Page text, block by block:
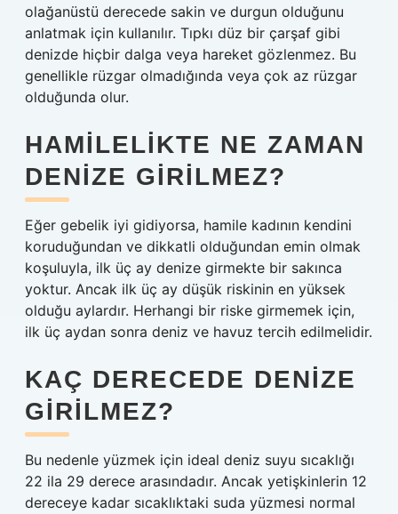
olağanüstü derecede sakin ve durgun olduğunu
anlatmak için kullanılır. Tıpkı düz bir çarşaf gibi
denizde hiçbir dalga veya hareket gözlenmez. Bu
genellikle rüzgar olmadığında veya çok az rüzgar
olduğunda olur.
HAMILELIKTE NE ZAMAN
DENIZE GIRILMEZ?
Eğer gebelik iyi gidiyorsa, hamile kadının kendini
koruduğundan ve dikkatli olduğundan emin olmak
koşuluyla, ilk üç ay denize girmekte bir sakınca
yoktur. Ancak ilk üç ay düşük riskinin en yüksek
olduğu aylardır. Herhangi bir riske girmemek için,
ilk üç aydan sonra deniz ve havuz tercih edilmelidir.
KAÇ DERECEDE DENIZE
GIRILMEZ?
Bu nedenle yüzmek için ideal deniz suyu sıcaklığı
22 ila 29 derece arasındadır. Ancak yetişkinlerin 12
dereceye kadar sıcaklıktaki suda yüzmesi normal